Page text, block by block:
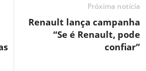
Próxima notícia
Renault lança campanha
“Se é Renault, pode
confiar”